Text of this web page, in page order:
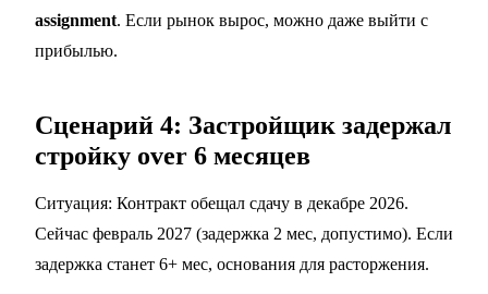
assignment. Если рынок вырос, можно даже выйти с
прибылью.
Сценарий 4: Застройщик задержал
стройку over 6 месяцев
Ситуация: Контракт обещал сдачу в декабре 2026.
Сейчас февраль 2027 (задержка 2 мес, допустимо). Если
задержка станет 6+ мес, основания для расторжения.